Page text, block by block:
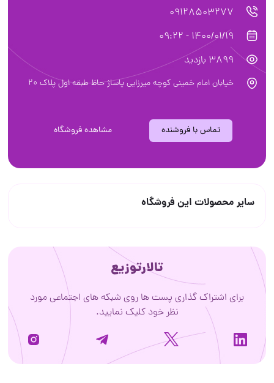
09128503277
1400/01/19 - 09:22
3899 بازدید
خیابان امام خمینی کوچه میرزایی پاساژ حاظ طبقه اول پلاک ۲۰
تماس با فروشنده مشاهده فروشگاه
سایر محصولات این فروشگاه
تالارتوزیع
برای اشتراک گذاری پست ها روی شبکه های اجتماعی مورد
نظر خود کلیک نمایید.